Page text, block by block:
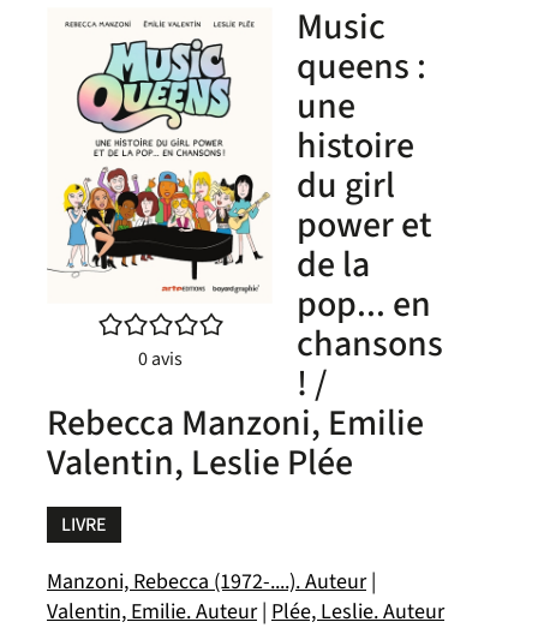
/5
0avis
Music
queens :
une
histoire
du girl
power et
de la
pop... en
chansons
! /
Rebecca Manzoni, Emilie
Valentin, Leslie Plée
LIVRE
Manzoni, Rebecca (1972-....). Auteur|
Valentin, Emilie. Auteur| Plée, Leslie. Auteur